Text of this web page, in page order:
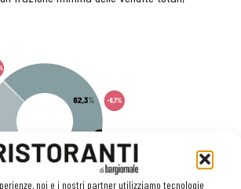
noi e i nostri partner utilizziamo tecnologie